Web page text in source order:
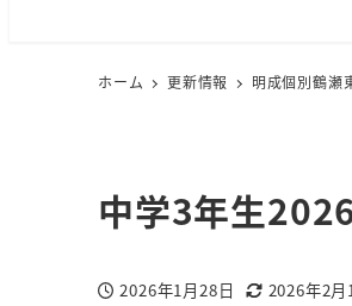
ホーム 更新情報 明成個別鶴瀬
中学3年生
2026年1月28日 2026年2月